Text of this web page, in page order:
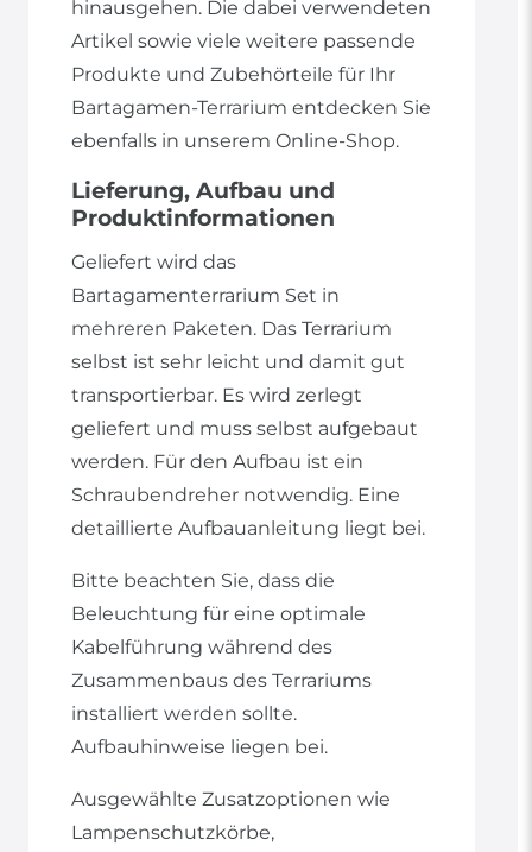
hinausgehen. Die dabei verwendeten
Artikel sowie viele weitere passende
Produkte und Zubehörteile für Ihr
Bartagamen-Terrarium entdecken Sie
ebenfalls in unserem Online-Shop.
Lieferung, Aufbau und
Produktinformationen
Geliefert wird das
Bartagamenterrarium Set in
mehreren Paketen. Das Terrarium
selbst ist sehr leicht und damit gut
transportierbar. Es wird zerlegt
geliefert und muss selbst aufgebaut
werden. Für den Aufbau ist ein
Schraubendreher notwendig. Eine
detaillierte Aufbauanleitung liegt bei.
Bitte beachten Sie, dass die
Beleuchtung für eine optimale
Kabelführung während des
Zusammenbaus des Terrariums
installiert werden sollte.
Aufbauhinweise liegen bei.
Ausgewählte Zusatzoptionen wie
Lampenschutzkörbe,